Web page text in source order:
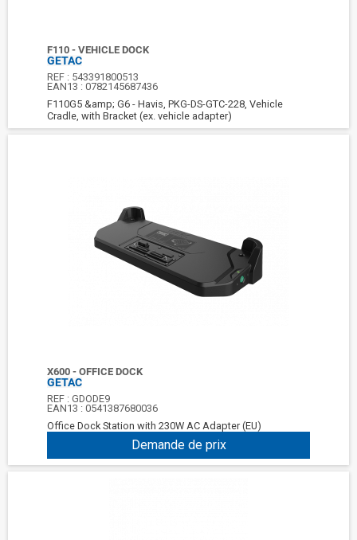
F110 - VEHICLE DOCK
GETAC
REF : 543391800513
EAN13 :0782145687436
F110G5 &amp; G6 - Havis, PKG-DS-GTC-228, Vehicle
Cradle, with Bracket (ex. vehicle adapter)
X600 - OFFICE DOCK
GETAC
REF :GDODE9
EAN13 :0541387680036
Office Dock Station with 230W AC Adapter (EU)
Demande de prix